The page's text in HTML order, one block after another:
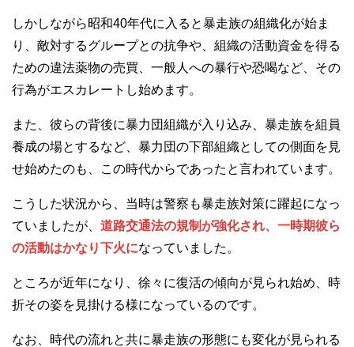
しかしながら昭和40年代に入ると暴走族の組織化が始ま
り、敵対するグループとの抗争や、組織の活動資金を得る
ための違法薬物の売買、一般人への暴行や恐喝など、その
行為がエスカレートし始めます。
また、彼らの背後に暴力団組織が入り込み、暴走族を組員
養成の場とするなど、暴力団の下部組織としての側面を見
せ始めたのも、この時代からであったと言われています。
こうした状況から、当時は警察も暴走族対策に躍起になっ
ていましたが、 道路交通法の規制が強化され、一時期彼ら
の活動はかなり下火になっていました。
ところが近年になり、徐々に復活の傾向が見られ始め、時
折その姿を見掛ける様になっているのです。
なお、時代の流れと共に暴走族の形態にも変化が見られる